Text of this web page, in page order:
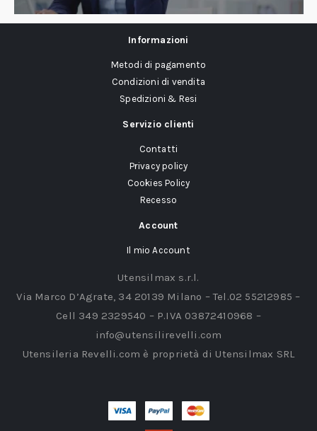
Informazioni
Metodi di pagamento
Condizioni di vendita
Spedizioni & Resi
Servizio clienti
Contatti
Privacy policy
Cookies Policy
Recesso
Account
Il mio Account
Utensilmax s.r.l.
Via Marco D’Agrate, 34 20139 Milano – Tel.02 55212985 –
Cell 349 2329540 – P.IVA 03872410968 –
info@utensilirevelli.com
Utensileria Revelli.com è proprietà di Utensilmax SRL